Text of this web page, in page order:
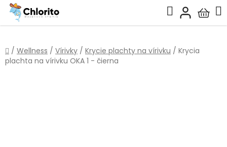
Prejsť
obsah
Hľadať
košík
Domov
/ Wellness / Vírivky / Krycie plachty na vírivku / Krycia
plachta na vírivku OKA 1 - čierna